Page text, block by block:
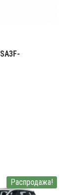
Распродажа!